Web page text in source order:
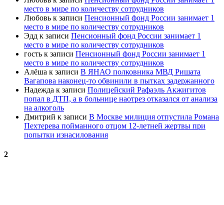
место в мире по количеству сотрудников
Любовь к записи Пенсионный фонд России занимает 1
место в мире по количеству сотрудников
Эдд к записи Пенсионный фонд России занимает 1
место в мире по количеству сотрудников
гость к записи Пенсионный фонд России занимает 1
место в мире по количеству сотрудников
Алёша к записи В ЯНАО полковника МВД Ришата
Вагапова наконец-то обвинили в пытках задержанного
Надежда к записи Полицейский Рафаэль Акжигитов
попал в ДТП, а в больнице наотрез отказался от анализа
на алкоголь
Дмитрий к записи В Москве милиция отпустила Романа
Пехтерева пойманного отцом 12-летней жертвы при
попытки изнасилования
2